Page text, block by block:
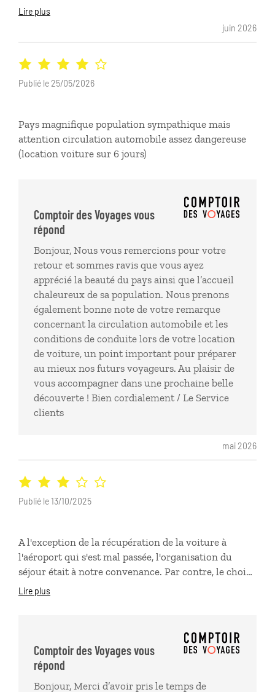
museum
très chers. En juin c’est idéal, du beau temps, pas trop
Lire plus
juin 2026
Pays magnifique population sympathique mais
attention circulation automobile assez dangereuse
(location voiture sur 6 jours)
mai 2026
Publié le 25/05/2026
Comptoir des Voyages vous
répond
Bonjour, Nous vous remercions pour votre
retour et sommes ravis que vous ayez
apprécié la beauté du pays ainsi que l’accueil
chaleureux de sa population. Nous prenons
également bonne note de votre remarque
concernant la circulation automobile et les
conditions de conduite lors de votre location
de voiture, un point important pour préparer
au mieux nos futurs voyageurs. Au plaisir de
vous accompagner dans une prochaine belle
découverte ! Bien cordialement / Le Service
clients
A l'exception de la récupération de la voiture à
l'aéroport qui s'est mal passée, l'organisation du
séjour était à notre convenance. Par contre, le choix
des logements ne nous a pas convenu : aucun
des autres sans vue, enfin le troisième le long d'une
route très passante. A noter qu'il conviendrait de ne
pas utiliser l'aéroport de Tivat. Nous avons attendus
2H coincés dans une foule compacte pour
Lire plus
Publié le 13/10/2025
Comptoir des Voyages vous
répond
Bonjour, Merci d’avoir pris le temps de